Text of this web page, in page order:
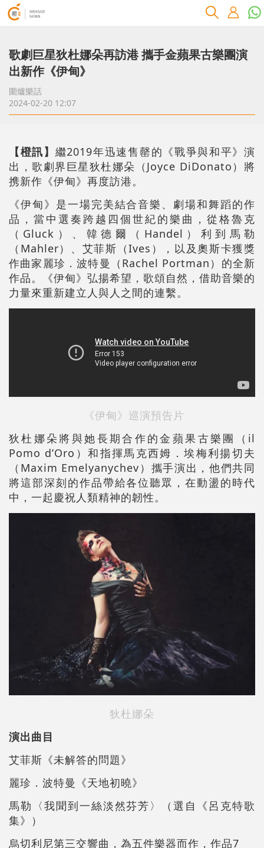
歌劇巨星狄杜娜朵再訪港 攜手金蘋果古樂團演
出新作《伊甸》
圍爐樂話
2024-02-20 12:07
【橙訊】 繼2019年迅速售罄的《戰爭與和平》演
出，歌劇界巨星狄杜娜朵（Joyce DiDonato）將
携新作《伊甸》再度訪港。
《伊甸》是一場完美結合音樂、劇場和舞蹈的作
品，當中選奏跨越四個世紀的樂曲，從格魯克
（Gluck）、韓德爾（Handel）利到馬勒
（Mahler）、艾菲斯（Ives），以及奧斯卡獲獎
作曲家麗珍．波特曼（Rachel Portman）的全新
作品。《伊甸》弘揚希望，歌頌自然，借助音樂的
力量來重新建立人與人之間的連繫。
《伊甸》巡演預告片
狄杜娜朵將與她長期合作的金蘋果古樂團（il
Pomo d’Oro）和指揮馬克西姆．埃梅利揚切夫
（Maxim Emelyanychev）攜手演出，他們共同
將這部深刻的作品帶給各位聽眾，在動盪的時代
中，一起慶祝人類精神的韌性。
狄杜娜朵
演出曲目
艾菲斯《未解答的問題》
麗珍．波特曼《天地初曉》
馬勒〈我聞到一絲淡然芬芳〉（選自《呂克特歌
集》）
烏切利尼第三交響曲，為五件樂器而作，作品7